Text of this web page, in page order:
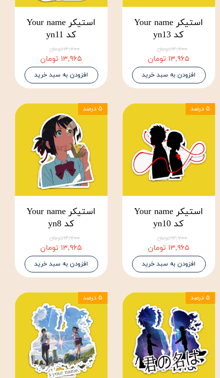
استیکر Your name
کد yn13
۱۴,۷۰۰ تومان
۱۳,۹۶۵ تومان
افزودن به سبد خرید
استیکر Your name
کد yn11
۱۴,۷۰۰ تومان
۱۳,۹۶۵ تومان
افزودن به سبد خرید
استیکر Your name
کد yn10
۱۴,۷۰۰ تومان
۱۳,۹۶۵ تومان
افزودن به سبد خرید
۵ درصد
استیکر Your name
کد yn8
۱۴,۷۰۰ تومان
۱۳,۹۶۵ تومان
افزودن به سبد خرید
۵ درصد
۵ درصد ۵ درصد